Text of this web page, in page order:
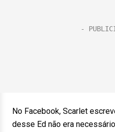
No Facebook, Scarlet
desse Ed não era